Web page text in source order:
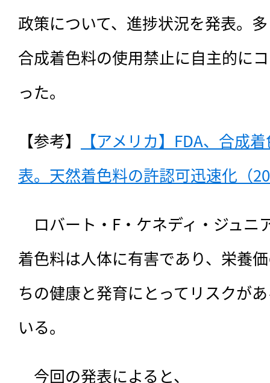
政策について、進捗状況を発表。
合成着色料の使用禁止に自主的に
った。
【参考】
【アメリカ】FDA、合成
表。天然着色料の許認可迅速化（
ロバート・F・ケネディ・ジュニ
着色料は人体に有害であり、栄養
ちの健康と発育にとってリスクが
いる。
今回の発表によると、